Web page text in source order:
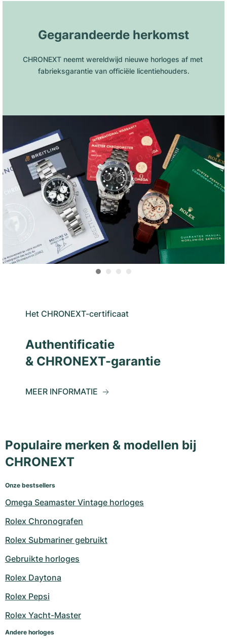
Gegarandeerde herkomst
CHRONEXT neemt wereldwijd nieuwe horloges af met
fabrieksgarantie van officiële licentiehouders.
Het CHRONEXT-certificaat
Authentificatie
& CHRONEXT-garantie
MEER INFORMATIE
Populaire merken & modellen bij
CHRONEXT
Onze bestsellers
Omega Seamaster Vintage horloges
Rolex Chronografen
Rolex Submariner gebruikt
Gebruikte horloges
Rolex Daytona
Rolex Pepsi
Rolex Yacht-Master
Andere horloges